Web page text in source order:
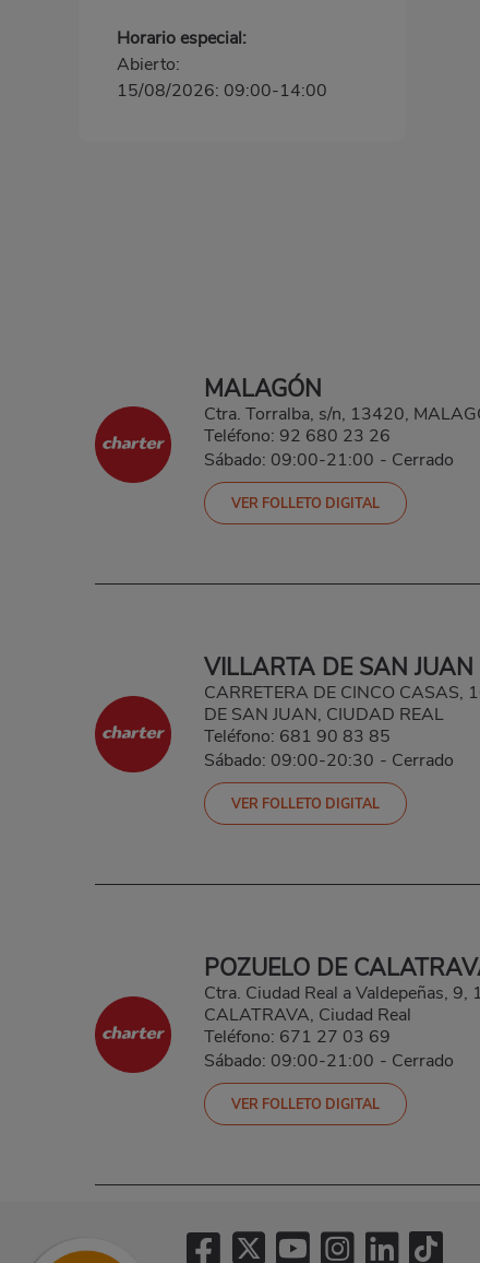
Horario especial:
Abierto:
15/08/2026: 09:00-14:00
MALAGÓN
Ctra. Torralba, s/n, 13420,
Teléfono: 92 680 23 26
Sábado: 09:00-21:00 - Cerrado
VER FOLLETO DIGITAL
VILLARTA DE SAN JUAN
CARRETERA DE CINCO CASAS,
DE SAN JUAN, CIUDAD REAL
Teléfono: 681 90 83 85
Sábado: 09:00-20:30 - Cerrado
VER FOLLETO DIGITAL
POZUELO DE
Ctra. Ciudad Real a Valdepeñas, 9,
CALATRAVA, Ciudad Real
Teléfono: 671 27 03 69
Sábado: 09:00-21:00 - Cerrado
VER FOLLETO DIGITAL